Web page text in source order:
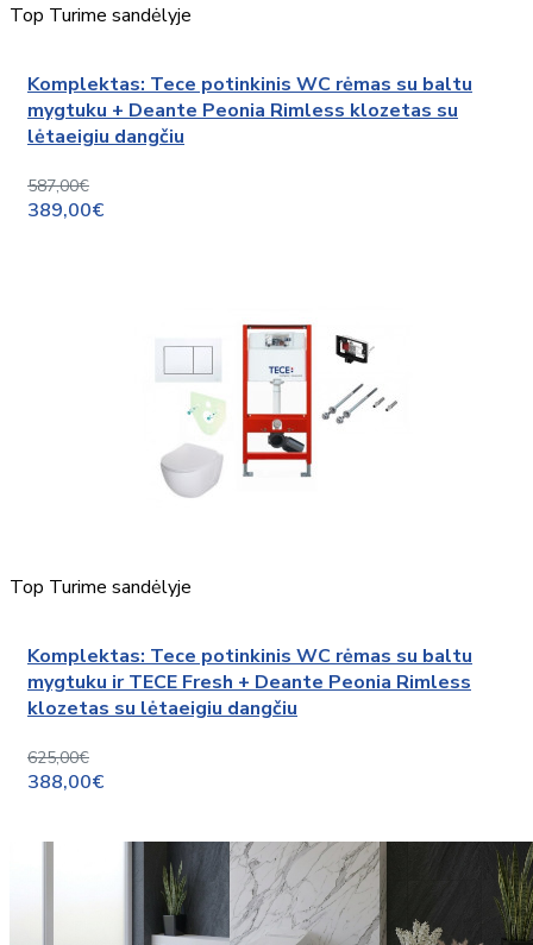
Top Turime sandėlyje
Komplektas: Tece potinkinis WC rėmas su baltu
mygtuku + Deante Peonia Rimless klozetas su
lėtaeigiu dangčiu
587,00€
389,00€
Top Turime sandėlyje
Komplektas: Tece potinkinis WC rėmas su baltu
mygtuku ir TECE Fresh + Deante Peonia Rimless
klozetas su lėtaeigiu dangčiu
625,00€
388,00€